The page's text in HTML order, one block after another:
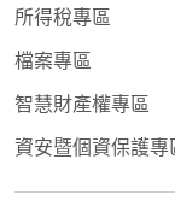
所得稅專區
檔案專區
智慧財產權專區
資安暨個資保護專